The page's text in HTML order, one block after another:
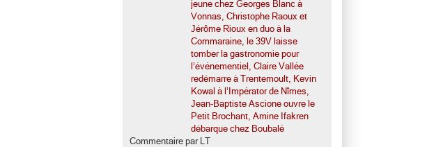
jeune chez Georges Blanc à
Vonnas, Christophe Raoux et
Jérôme Rioux en duo à la
Commaraine, le 39V laisse
tomber la gastronomie pour
l’événementiel, Claire Vallée
redémarre à Trentemoult, Kevin
Kowal à l’Impérator de Nîmes,
Jean-Baptiste Ascione ouvre le
Petit Brochant, Amine Ifakren
débarque chez Boubalé
Commentaire par LT